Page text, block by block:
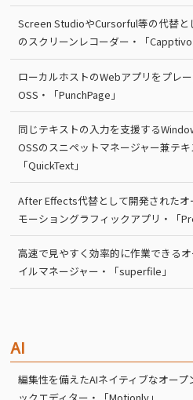
Screen StudioやCursorful等の代替と
のスクリーンレコーダー・「Capptivo
ローカルホストのWebアプリをプレ
OSS・「PunchPage」
同じテキストの入力を支援する
OSSのスニペットマネージャー兼テキ
「QuickText」
After Effects代替として開発されたオ
モーショングラフィックアプリ・「
高速で見やすく効率的に作業できる
イルマネージャー・「superfile」
AI
編集性を備えたAIネイティブなオー